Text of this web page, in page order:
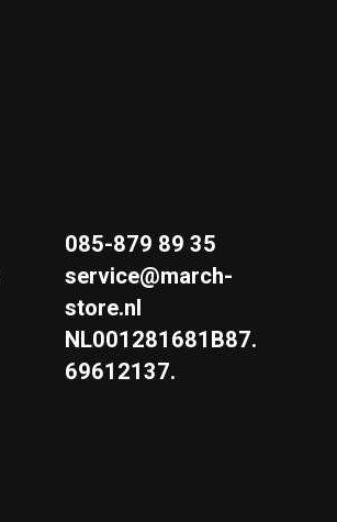
085-879 89 35
service@march-
store.nl
NL001281681B87.
69612137.